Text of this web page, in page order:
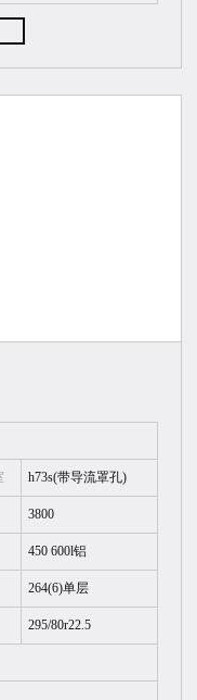
h73s(带导流罩孔)
3800
450 600l铝
264(6)单层
295/80r22.5